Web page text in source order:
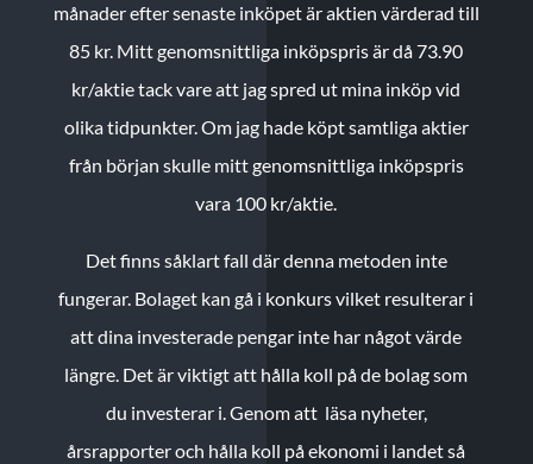
månader efter senaste inköpet är aktien värderad till
85 kr. Mitt genomsnittliga inköpspris är då 73.90
kr/aktie tack vare att jag spred ut mina inköp vid
olika tidpunkter. Om jag hade köpt samtliga aktier
från början skulle mitt genomsnittliga inköpspris
vara 100 kr/aktie.
Det finns såklart fall där denna metoden inte
fungerar. Bolaget kan gå i konkurs vilket resulterar i
att dina investerade pengar inte har något värde
längre. Det är viktigt att hålla koll på de bolag som
du investerar i. Genom att läsa nyheter,
årsrapporter och hålla koll på ekonomi i landet så